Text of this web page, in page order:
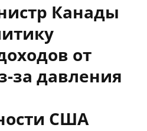
Канады
от
за давления
США